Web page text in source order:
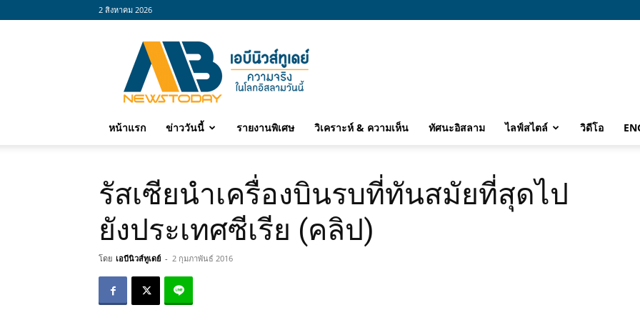
2 สิงหาคม 2026
abnewstoday
หน้าแรก ข่าววันนี้ รายงานพิเศษ วิเคราะห์ & ความเห็น ทัศนะอิสลาม ไลฟ์สไตล์ วิดีโอ
รัสเซียนำเครื่องบินรบที่ทันสมัยที่สุดไป
ยังประเทศซีเรีย (คลิป)
โดย เอบีนิวส์ทูเดย์ - 2 กุมภาพันธ์ 2016